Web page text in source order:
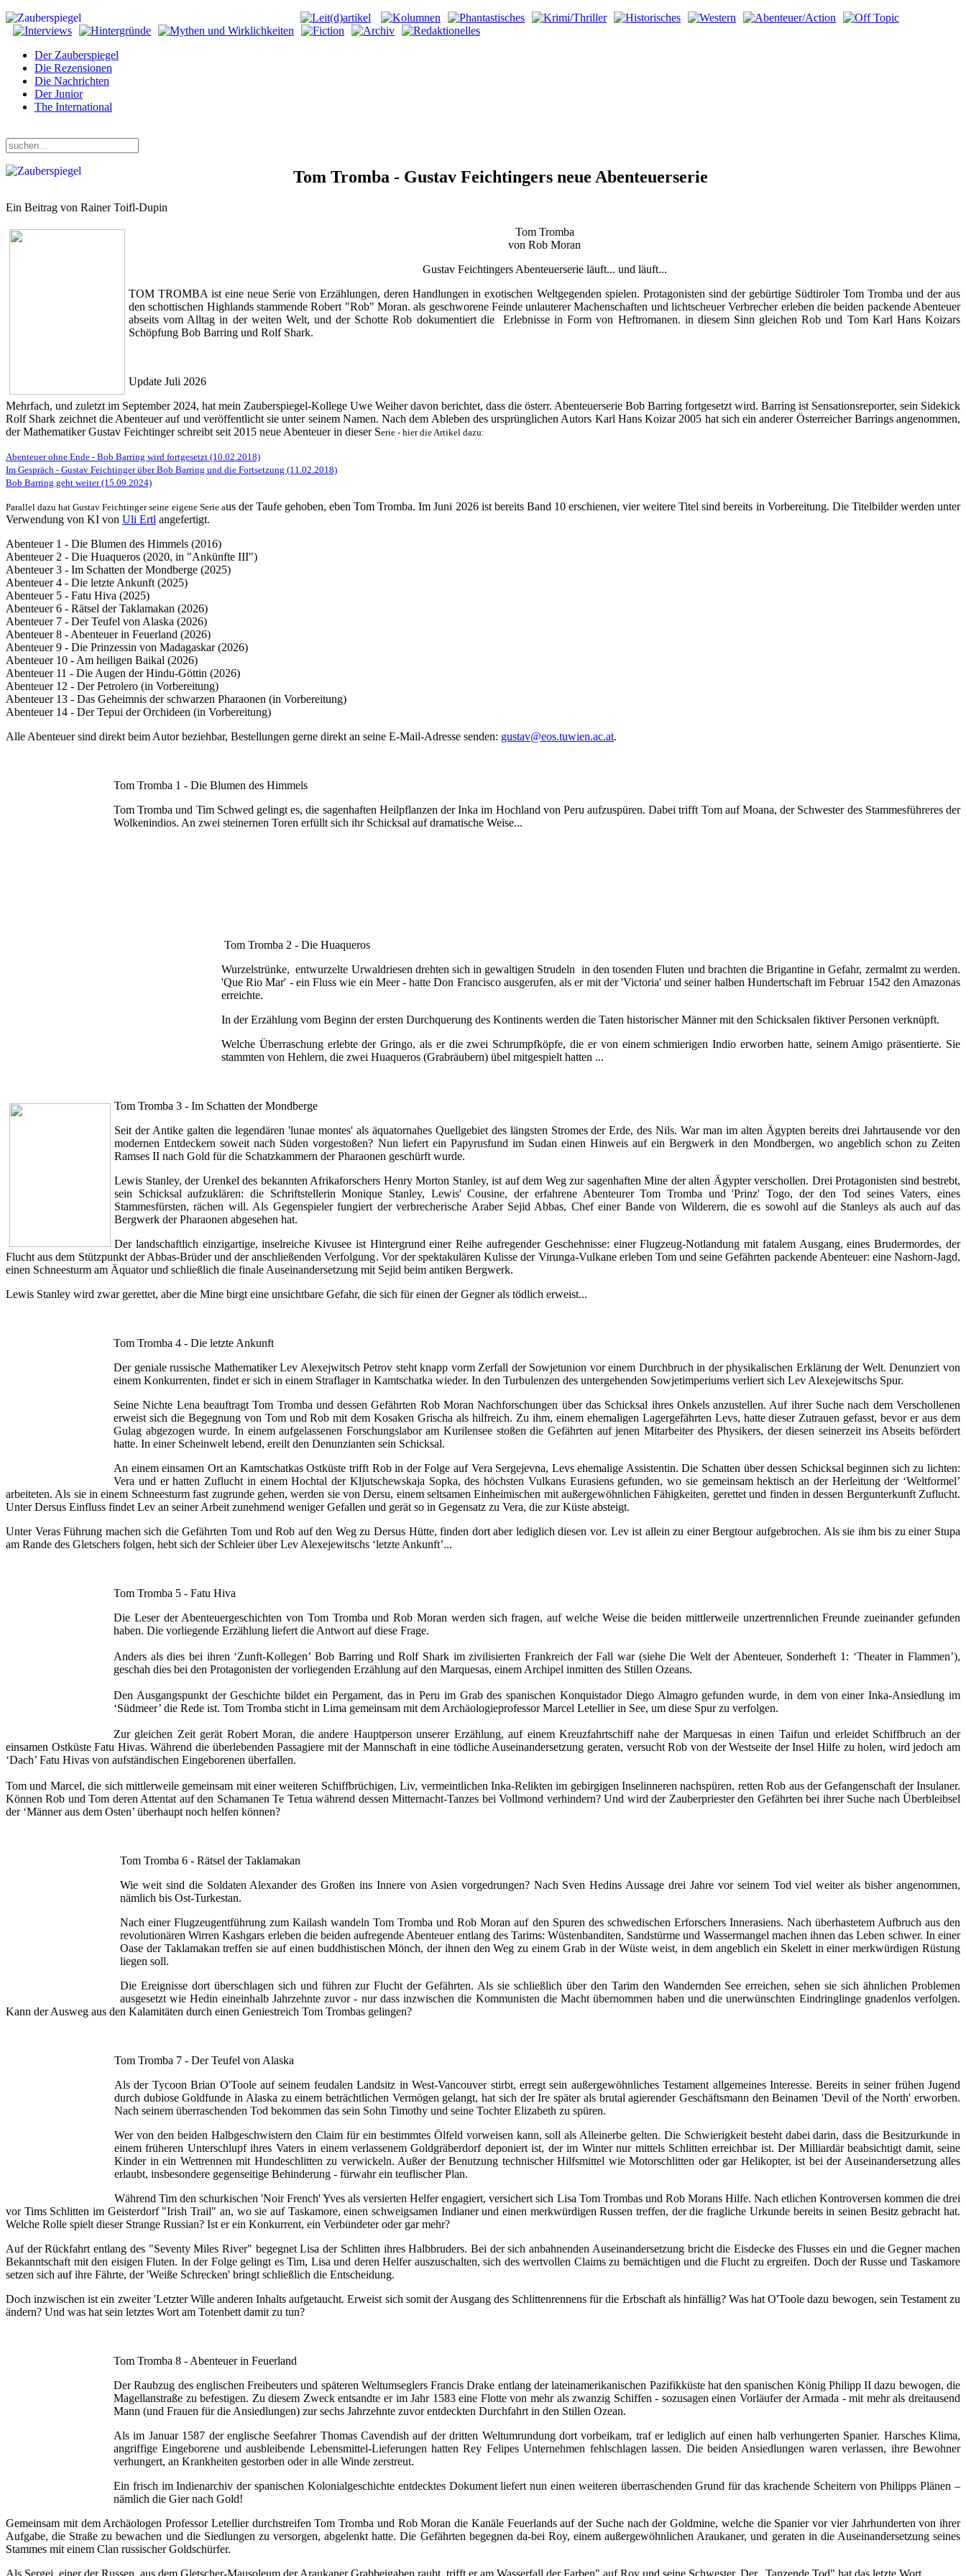
Der Zauberspiegel
Die Rezensionen
Die Nachrichten
Der Junior
The International
Tom Tromba - Gustav Feichtingers neue Abenteuerserie
Ein Beitrag von Rainer Toifl-Dupin
Tom Tromba
von Rob Moran
Gustav Feichtingers Abenteuerserie läuft... und läuft...
TOM TROMBA ist eine neue Serie von Erzählungen, deren Handlungen in exotischen Weltgegenden spielen. Protagonisten sind der gebürtige Südtiroler Tom Tromba und der aus
den schottischen Highlands stammende Robert "Rob" Moran. als geschworene Feinde unlauterer Machenschaften und lichtscheuer Verbrecher erleben die beiden packende Abenteuer
abseits vom Alltag in der weiten Welt, und der Schotte Rob dokumentiert die Erlebnisse in Form von Heftromanen. in diesem Sinn gleichen Rob und Tom Karl Hans Koizars
Schöpfung Bob Barring und Rolf Shark.
Update Juli 2026
Mehrfach, und zuletzt im September 2024, hat mein Zauberspiegel-Kollege Uwe Weiherdavon berichtet, dass die österr. Abenteuerserie Bob Barring fortgesetzt wird. Barring ist Sensationsreporter, sein Sidekick
Rolf Shark zeichnet die Abenteuer auf und veröffentlicht sie unter seinem Namen. Nach dem Ableben des ursprünglichen Autors Karl Hans Koizar2005 hat sich ein anderer Österreicher Barrings angenommen,
der MathematikerGustav Feichtingerschreibt seit 2015 neue Abenteuer in dieser Serie - hier die Artikel dazu:
Abenteuer ohne Ende - Bob Barring wird fortgesetzt (10.02.2018)
Im Gespräch - Gustav Feichtinger über Bob Barring und die Fortsetzung (11.02.2018)
Bob Barring geht weiter (15.09.2024)
Parallel dazu hat Gustav Feichtinger seine eigene Serie aus der Taufe gehoben, ebenTom Tromba. Im Juni 2026 ist bereits Band 10erschienen, vier weitere Titel sind bereits in Vorbereitung. Die Titelbilder werden unter
Verwendung von KI von Uli Ertl angefertigt.
Abenteuer 1 - Die Blumen des Himmels (2016)
Abenteuer 2 - Die Huaqueros (2020, in "Ankünfte III")
Abenteuer 3 - Im Schatten der Mondberge (2025)
Abenteuer 4 - Die letzte Ankunft (2025)
Abenteuer 5 - Fatu Hiva (2025)
Abenteuer 6 - Rätsel der Taklamakan (2026)
Abenteuer 7 - Der Teufel von Alaska (2026)
Abenteuer 8 - Abenteuer in Feuerland (2026)
Abenteuer 9 - Die Prinzessin von Madagaskar (2026)
Abenteuer 10 - Am heiligen Baikal (2026)
Abenteuer 11 - Die Augen der Hindu-Göttin (2026)
Abenteuer 12 - Der Petrolero (in Vorbereitung)
Abenteuer 13 - Das Geheimnis der schwarzen Pharaonen (in Vorbereitung)
Abenteuer 14 - Der Tepui der Orchideen (in Vorbereitung)
Alle Abenteuer sind direkt beim Autor beziehbar, Bestellungen gerne direkt an seine E-Mail-Adresse senden: gustav@eos.tuwien.ac.at.
Tom Tromba 1 - Die Blumen des Himmels
Tom Tromba und Tim Schwed gelingt es, die sagenhaften Heilpflanzen der Inka im Hochland von Peru aufzuspüren. Dabei trifft Tom auf Moana, der Schwester des Stammesführeres der
Wolkenindios. An zwei steinernen Toren erfüllt sich ihr Schicksal auf dramatische Weise...
Tom Tromba 2 - Die Huaqueros
Wurzelstrünke, entwurzelte Urwaldriesen drehten sich in gewaltigen Strudeln in den tosenden Fluten und brachten die Brigantine in Gefahr, zermalmt zu werden.
'Que Rio Mar' - ein Fluss wie ein Meer - hatte Don Francisco ausgerufen, als er mit der 'Victoria' und seiner halben Hundertschaft im Februar 1542 den Amazonas
erreichte.
In der Erzählung vom Beginn der ersten Durchquerung des Kontinents werden die Taten historischer Männer mit den Schicksalen fiktiver Personen verknüpft.
Welche Überraschung erlebte der Gringo, als er die zwei Schrumpfköpfe, die er von einem schmierigen Indio erworben hatte, seinem Amigo präsentierte. Sie
stammten von Hehlern, die zwei Huaqueros (Grabräubern) übel mitgespielt hatten ...
Tom Tromba 3 - Im Schatten der Mondberge
Seit der Antike galten die legendären 'lunae montes' als äquatornahes Quellgebiet des längsten Stromes der Erde, des Nils. War man im alten Ägypten bereits drei Jahrtausende vor den
modernen Entdeckern soweit nach Süden vorgestoßen? Nun liefert ein Papyrusfund im Sudan einen Hinweis auf ein Bergwerk in den Mondbergen, wo angeblich schon zu Zeiten
Ramses II nach Gold für die Schatzkammern der Pharaonen geschürft wurde.
Lewis Stanley, der Urenkel des bekannten Afrikaforschers Henry Morton Stanley, ist auf dem Weg zur sagenhaften Mine der alten Ägypter verschollen. Drei Protagonisten sind bestrebt,
sein Schicksal aufzuklären: die Schriftstellerin Monique Stanley, Lewis' Cousine, der erfahrene Abenteurer Tom Tromba und 'Prinz' Togo, der den Tod seines Vaters, eines
Stammesfürsten, rächen will. Als Gegenspieler fungiert der verbrecherische Araber Sejid Abbas, Chef einer Bande von Wilderern, die es sowohl auf die Stanleys als auch auf das
Bergwerk der Pharaonen abgesehen hat.
Der landschaftlich einzigartige, inselreiche Kivusee ist Hintergrund einer Reihe aufregender Geschehnisse: einer Flugzeug-Notlandung mit fatalem Ausgang, eines Brudermordes, der
Flucht aus dem Stützpunkt der Abbas-Brüder und der anschließenden Verfolgung. Vor der spektakulären Kulisse der Virunga-Vulkane erleben Tom und seine Gefährten packende Abenteuer: eine Nashorn-Jagd,
einen Schneesturm am Äquator und schließlich die finale Auseinandersetzung mit Sejid beim antiken Bergwerk.
Lewis Stanley wird zwar gerettet, aber die Mine birgt eine unsichtbare Gefahr, die sich für einen der Gegner als tödlich erweist...
Tom Tromba 4 - Die letzte Ankunft
Der geniale russische Mathematiker Lev Alexejwitsch Petrov steht knapp vorm Zerfall der Sowjetunion vor einem Durchbruch in der physikalischen Erklärung der Welt. Denunziert von
einem Konkurrenten, findet er sich in einem Straflager in Kamtschatka wieder. In den Turbulenzen des untergehenden Sowjetimperiums verliert sich Lev Alexejewitschs Spur.
Seine Nichte Lena beauftragt Tom Tromba und dessen Gefährten Rob Moran Nachforschungen über das Schicksal ihres Onkels anzustellen. Auf ihrer Suche nach dem Verschollenen
erweist sich die Begegnung von Tom und Rob mit dem Kosaken Grischa als hilfreich. Zu ihm, einem ehemaligen Lagergefährten Levs, hatte dieser Zutrauen gefasst, bevor er aus dem
Gulag abgezogen wurde. In einem aufgelassenen Forschungslabor am Kurilensee stoßen die Gefährten auf jenen Mitarbeiter des Physikers, der diesen seinerzeit ins Abseits befördert
hatte. In einer Scheinwelt lebend, ereilt den Denunzianten sein Schicksal.
An einem einsamen Ort an Kamtschatkas Ostküste trifft Rob in der Folge auf Vera Sergejevna, Levs ehemalige Assistentin. Die Schatten über dessen Schicksal beginnen sich zu lichten:
Vera und er hatten Zuflucht in einem Hochtal der Kljutschewskaja Sopka, des höchsten Vulkans Eurasiens gefunden, wo sie gemeinsam hektisch an der Herleitung der ‘Weltformel’
arbeiteten. Als sie in einem Schneesturm fast zugrunde gehen, werden sie von Dersu, einem seltsamen Einheimischen mit außergewöhnlichen Fähigkeiten, gerettet und finden in dessen Bergunterkunft Zuflucht.
Unter Dersus Einfluss findet Lev an seiner Arbeit zunehmend weniger Gefallen und gerät so in Gegensatz zu Vera, die zur Küste absteigt.
Unter Veras Führung machen sich die Gefährten Tom und Rob auf den Weg zu Dersus Hütte, finden dort aber lediglich diesen vor. Lev ist allein zu einer Bergtour aufgebrochen. Als sie ihm bis zu einer Stupa
am Rande des Gletschers folgen, hebt sich der Schleier über Lev Alexejewitschs ‘letzte Ankunft’...
Tom Tromba 5 - Fatu Hiva
Die Leser der Abenteuergeschichten von Tom Tromba und Rob Moran werden sich fragen, auf welche Weise die beiden mittlerweile unzertrennlichen Freunde zueinander gefunden
haben. Die vorliegende Erzählung liefert die Antwort auf diese Frage.
Anders als dies bei ihren ‘Zunft-Kollegen’ Bob Barring und Rolf Shark im zivilisierten Frankreich der Fall war (siehe Die Welt der Abenteuer, Sonderheft 1: ‘Theater in Flammen’),
geschah dies bei den Protagonisten der vorliegenden Erzählung auf den Marquesas, einem Archipel inmitten des Stillen Ozeans.
Den Ausgangspunkt der Geschichte bildet ein Pergament, das in Peru im Grab des spanischen Konquistador Diego Almagro gefunden wurde, in dem von einer Inka-Ansiedlung im
‘Südmeer’ die Rede ist. Tom Tromba sticht in Lima gemeinsam mit dem Archäologieprofessor Marcel Letellier in See, um diese Spur zu verfolgen.
Zur gleichen Zeit gerät Robert Moran, die andere Hauptperson unserer Erzählung, auf einem Kreuzfahrtschiff nahe der Marquesas in einen Taifun und erleidet Schiffbruch an der
einsamen Ostküste Fatu Hivas. Während die überlebenden Passagiere mit der Mannschaft in eine tödliche Auseinandersetzung geraten, versucht Rob von der Westseite der Insel Hilfe zu holen, wird jedoch am
‘Dach’ Fatu Hivas von aufständischen Eingeborenen überfallen.
Tom und Marcel, die sich mittlerweile gemeinsam mit einer weiteren Schiffbrüchigen, Liv, vermeintlichen Inka-Relikten im gebirgigen Inselinneren nachspüren, retten Rob aus der Gefangenschaft der Insulaner.
Können Rob und Tom deren Attentat auf den Schamanen Te Tetua während dessen Mitternacht-Tanzes bei Vollmond verhindern? Und wird der Zauberpriester den Gefährten bei ihrer Suche nach Überbleibsel
der ‘Männer aus dem Osten’ überhaupt noch helfen können?
Tom Tromba 6 - Rätsel der Taklamakan
Wie weit sind die Soldaten Alexander des Großen ins Innere von Asien vorgedrungen? Nach Sven Hedins Aussage drei Jahre vor seinem Tod viel weiter als bisher angenommen,
nämlich bis Ost-Turkestan.
Nach einer Flugzeugentführung zum Kailash wandeln Tom Tromba und Rob Moran auf den Spuren des schwedischen Erforschers Innerasiens. Nach überhastetem Aufbruch aus den
revolutionären Wirren Kashgars erleben die beiden aufregende Abenteuer entlang des Tarims: Wüstenbanditen, Sandstürme und Wassermangel machen ihnen das Leben schwer. In einer
Oase der Taklamakan treffen sie auf einen buddhistischen Mönch, der ihnen den Weg zu einem Grab in der Wüste weist, in dem angeblich ein Skelett in einer merkwürdigen Rüstung
liegen soll.
Die Ereignisse dort überschlagen sich und führen zur Flucht der Gefährten. Als sie schließlich über den Tarim den Wandernden See erreichen, sehen sie sich ähnlichen Problemen
ausgesetzt wie Hedin eineinhalb Jahrzehnte zuvor - nur dass inzwischen die Kommunisten die Macht übernommen haben und die unerwünschten Eindringlinge gnadenlos verfolgen.
Kann der Ausweg aus den Kalamitäten durch einen Geniestreich Tom Trombas gelingen?
Tom Tromba 7 - Der Teufel von Alaska
Als der Tycoon Brian O'Toole auf seinem feudalen Landsitz in West-Vancouver stirbt, erregt sein außergewöhnliches Testament allgemeines Interesse. Bereits in seiner frühen Jugend
durch dubiose Goldfunde in Alaska zu einem beträchtlichen Vermögen gelangt, hat sich der Ire später als brutal agierender Geschäftsmann den Beinamen 'Devil of the North' erworben.
Nach seinem überraschenden Tod bekommen das sein Sohn Timothy und seine Tochter Elizabeth zu spüren.
Wer von den beiden Halbgeschwistern den Claim für ein bestimmtes Ölfeld vorweisen kann, soll als Alleinerbe gelten. Die Schwierigkeit besteht dabei darin, dass die Besitzurkunde in
einem früheren Unterschlupf ihres Vaters in einem verlassenem Goldgräberdorf deponiert ist, der im Winter nur mittels Schlitten erreichbar ist. Der Milliardär beabsichtigt damit, seine
Kinder in ein Wettrennen mit Hundeschlitten zu verwickeln. Außer der Benutzung technischer Hilfsmittel wie Motorschlitten oder gar Helikopter, ist bei der Auseinandersetzung alles
erlaubt, insbesondere gegenseitige Behinderung - fürwahr ein teuflischer Plan.
Während Tim den schurkischen 'Noir French' Yves als versierten Helfer engagiert, versichert sich Lisa Tom Trombas und Rob Morans Hilfe. Nach etlichen Kontroversen kommen die drei
vor Tims Schlitten im Geisterdorf "Irish Trail" an, wo sie auf Taskamore, einen schweigsamen Indianer und einen merkwürdigen Russen treffen, der die fragliche Urkunde bereits in seinen Besitz gebracht hat.
Welche Rolle spielt dieser Strange Russian? Ist er ein Konkurrent, ein Verbündeter oder gar mehr?
Auf der Rückfahrt entlang des "Seventy Miles River" begegnet Lisa der Schlitten ihres Halbbruders. Bei der sich anbahnenden Auseinandersetzung bricht die Eisdecke des Flusses ein und die Gegner machen
Bekanntschaft mit den eisigen Fluten. In der Folge gelingt es Tim, Lisa und deren Helfer auszuschalten, sich des wertvollen Claims zu bemächtigen und die Flucht zu ergreifen. Doch der Russe und Taskamore
setzen sich auf ihre Fährte, der 'Weiße Schrecken' bringt schließlich die Entscheidung.
Doch inzwischen ist ein zweiter 'Letzter Wille anderen Inhalts aufgetaucht. Erweist sich somit der Ausgang des Schlittenrennens für die Erbschaft als hinfällig? Was hat O'Toole dazu bewogen, sein Testament zu
ändern? Und was hat sein letztes Wort am Totenbett damit zu tun?
Tom Tromba 8 - Abenteuer in Feuerland
Der Raubzug des englischen Freibeuters und späteren Weltumseglers Francis Drake entlang der lateinamerikanischen Pazifikküste hat den spanischen König Philipp II dazu bewogen, die
Magellanstraße zu befestigen. Zu diesem Zweck entsandte er im Jahr 1583 eine Flotte von mehr als zwanzig Schiffen - sozusagen einen Vorläufer der Armada - mit mehr als dreitausend
Mann (und Frauen für die Ansiedlungen) zur sechs Jahrzehnte zuvor entdeckten Durchfahrt in den Stillen Ozean.
Als im Januar 1587 der englische Seefahrer Thomas Cavendish auf der dritten Weltumrundung dort vorbeikam, traf er lediglich auf einen halb verhungerten Spanier. Harsches Klima,
angriffige Eingeborene und ausbleibende Lebensmittel-Lieferungen hatten Rey Felipes Unternehmen fehlschlagen lassen. Die beiden Ansiedlungen waren verlassen, ihre Bewohner
verhungert, an Krankheiten gestorben oder in alle Winde zerstreut.
Ein frisch im Indienarchiv der spanischen Kolonialgeschichte entdecktes Dokument liefert nun einen weiteren überraschenden Grund für das krachende Scheitern von Philipps Plänen –
nämlich die Gier nach Gold!
Gemeinsam mit dem Archäologen Professor Letellier durchstreifen Tom Tromba und Rob Moran die Kanäle Feuerlands auf der Suche nach der Goldmine, welche die Spanier vor vier Jahrhunderten von ihrer
Aufgabe, die Straße zu bewachen und die Siedlungen zu versorgen, abgelenkt hatte. Die Gefährten begegnen da-bei Roy, einem außergewöhnlichen Araukaner, und geraten in die Auseinandersetzung seines
Stammes mit einem Clan russischer Goldschürfer.
Als Sergej, einer der Russen, aus dem Gletscher-Mausoleum der Araukaner Grabbeigaben raubt, trifft er am Wasserfall der Farben" auf Roy und seine Schwester. Der „Tanzende Tod" hat das letzte Wort...